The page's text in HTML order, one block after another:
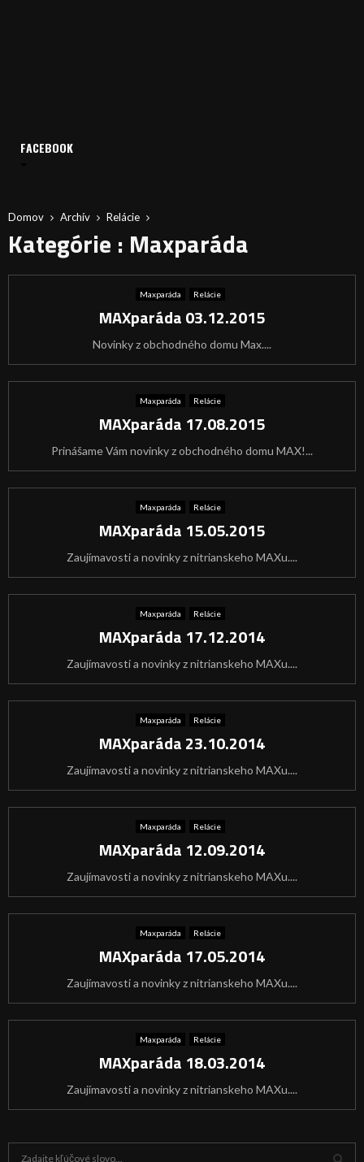
Domov Archív Relácie
Kategórie : Maxparáda
Maxparáda Relácie
MAXparáda 03.12.2015
Novinky z obchodného domu Max....
Maxparáda Relácie
MAXparáda 17.08.2015
Prinášame Vám novinky z obchodného domu MAX!...
Maxparáda Relácie
MAXparáda 15.05.2015
Zaujímavosti a novinky z nitrianskeho MAXu....
Maxparáda Relácie
MAXparáda 17.12.2014
Zaujímavosti a novinky z nitrianskeho MAXu....
Maxparáda Relácie
MAXparáda 23.10.2014
Zaujímavosti a novinky z nitrianskeho MAXu....
Maxparáda Relácie
MAXparáda 12.09.2014
Zaujímavosti a novinky z nitrianskeho MAXu....
Maxparáda Relácie
MAXparáda 17.05.2014
Zaujímavosti a novinky z nitrianskeho MAXu....
Maxparáda Relácie
MAXparáda 18.03.2014
Zaujímavosti a novinky z nitrianskeho MAXu....
FACEBOOK